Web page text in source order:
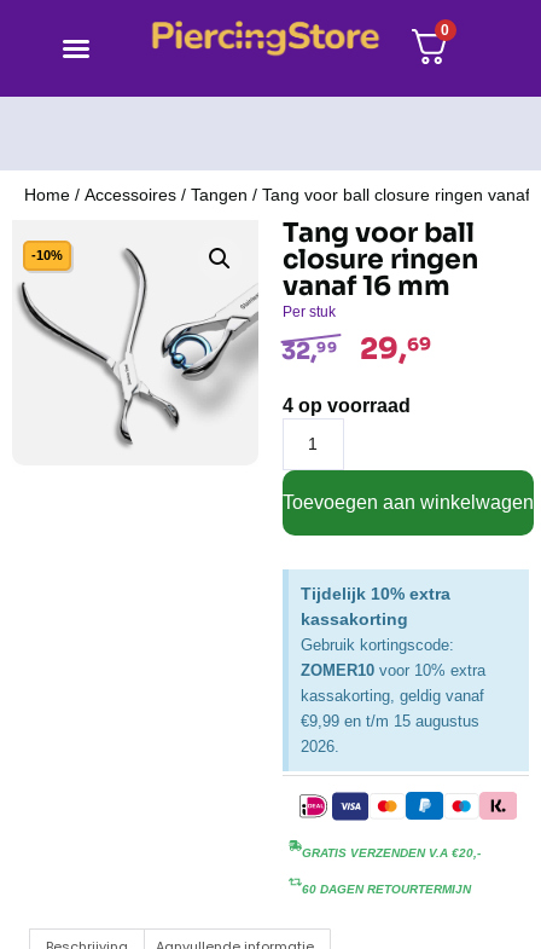
0
Home / Accessoires / Tangen / Tang voor ball closure ringen vanaf
-10%
Tang voor ball
closure ringen
vanaf 16 mm
Per stuk
32,99 29,69
4 op voorraad
Toevoegen aan winkelwagen
Tijdelijk 10% extra
kassakorting
Gebruik kortingscode:
ZOMER10 voor 10% extra
kassakorting, geldig vanaf
€9,99 en t/m 15 augustus
2026.
GRATIS VERZENDEN V.A €20,-
60 DAGEN RETOURTERMIJN